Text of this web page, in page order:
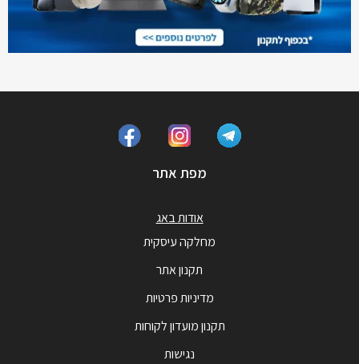
מפת אתר
אודות באג
מחלקה עיסקית
תקנון אתר
מדיניות פרטיות
תקנון מועדון לקוחות
נגישות